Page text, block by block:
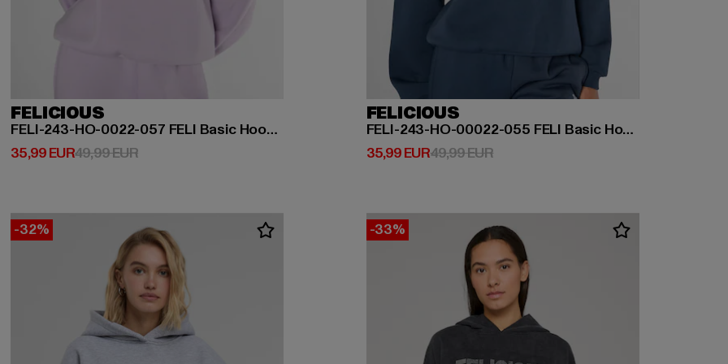
FELICIOUS
FELI-243-HO-0022-057 FELI Basic Hoodie
35,99 EUR
Derzeitiger Preis: 35,99 EUR
49,99 EURAktionspreis: 49,99 EUR
FELICIOUS
FELI-243-HO-00022-055 FELI Basic Hoodie
35,99 EUR
Derzeitiger Preis: 35,99 EUR
49,99 EURAktionspreis: 49,99 EUR
-32% -33%